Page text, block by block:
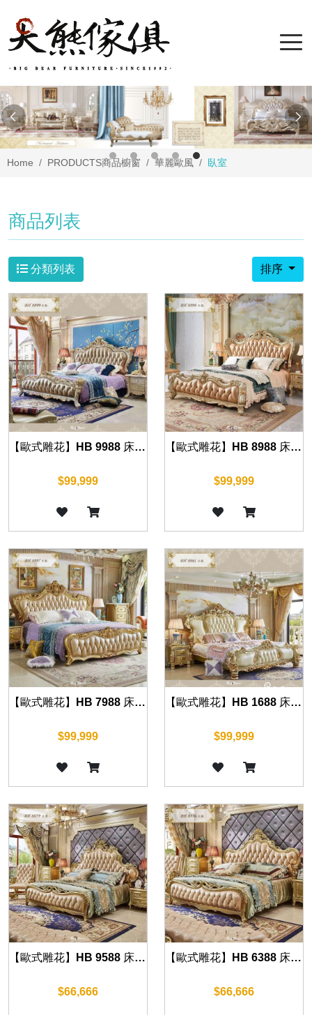
Home PRODUCTS商品櫥窗 華麗歐風 臥室
商品列表
分類列表 排序
【歐式雕花】HB 9988 床組(華麗金)
$99,999
【歐式雕花】HB 8988 床組(華麗金)
$99,999
【歐式雕花】HB 7988 床組(華麗金)
$99,999
【歐式雕花】HB 1688 床組(華麗金)
$99,999
【歐式雕花】HB 9588 床組(華麗金)
$66,666
【歐式雕花】HB 6388 床組(華麗金)
$66,666